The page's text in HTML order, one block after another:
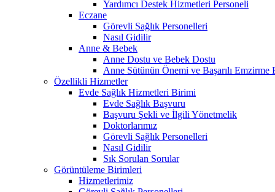
Yardımcı Destek Hizmetleri Personeli
Eczane
Görevli Sağlık Personelleri
Nasıl Gidilir
Anne & Bebek
Anne Dostu ve Bebek Dostu
Anne Sütünün Önemi ve Başarılı Emzirme
Özellikli Hizmetler
Evde Sağlık Hizmetleri Birimi
Evde Sağlık Başvuru
Başvuru Şekli ve İlgili Yönetmelik
Doktorlarımız
Görevli Sağlık Personelleri
Nasıl Gidilir
Sık Sorulan Sorular
Görüntüleme Birimleri
Hizmetlerimiz